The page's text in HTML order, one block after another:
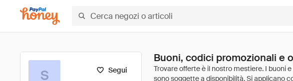
Segui
S
Buoni, codici promozionali e